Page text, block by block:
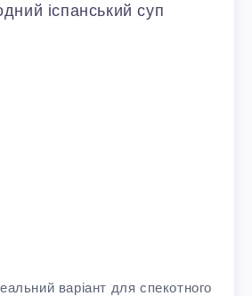
іспанський суп
варіант для спекотного